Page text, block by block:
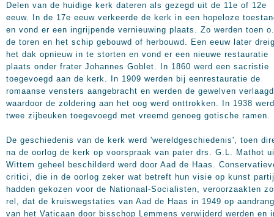
Delen van de huidige kerk dateren als gezegd uit de 11e of 12e
eeuw. In de 17e eeuw verkeerde de kerk in een hopeloze
en vond er een ingrijpende vernieuwing plaats. Zo werden toen
de toren en het schip gebouwd of herbouwd. Een eeuw later
het dak opnieuw in te storten en vond er een nieuwe restauratie
plaats onder frater Johannes Goblet. In 1860 werd een sacristie
toegevoegd aan de kerk. In 1909 werden bij eenrestauratie de
romaanse vensters aangebracht en werden de gewelven
waardoor de zoldering aan het oog werd onttrokken. In 1938
twee zijbeuken toegevoegd met vreemd genoeg gotische ramen.
De geschiedenis van de kerk werd 'wereldgeschiedenis', toen
na de oorlog de kerk op voorspraak van pater drs. G.L. Mathot
Wittem geheel beschilderd werd door Aad de Haas.
critici, die in de oorlog zeker wat betreft hun visie op kunst partij
hadden gekozen voor de Nationaal-Socialisten, veroorzaakten
rel, dat de kruiswegstaties van Aad de Haas in 1949 op aandrang
van het Vaticaan door bisschop Lemmens verwijderd werden en